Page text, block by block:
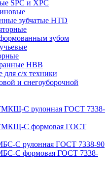
SPC и XPC
зубчатые HTD
зубом
HBB
для с/х техники
и снегоуборочной
С рулонная ГОСТ 7338-
ТМКЩ-С формовая ГОСТ
С рулонная ГОСТ 7338-90
С формовая ГОСТ 7338-